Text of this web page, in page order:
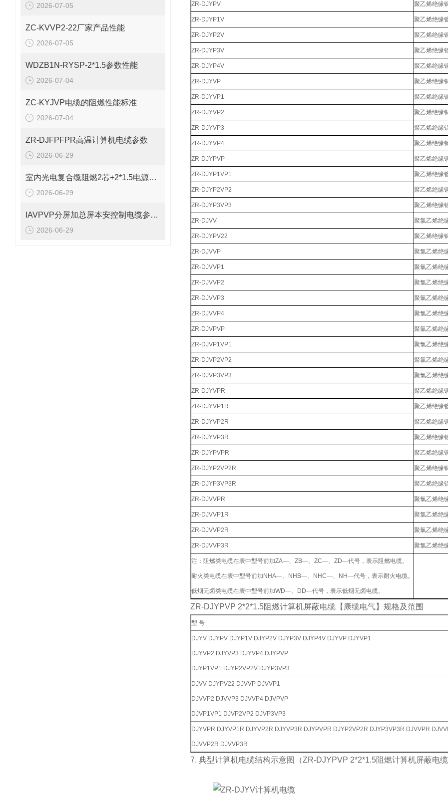
2026-07-05
ZC-KVVP2-22厂家产品性能
2026-07-05
WDZB1N-RYSP-2*1.5参数性能
2026-07-04
ZC-KYJVP电缆的阻燃性能标准
2026-07-04
ZR-DJFPFPR高温计算机电缆参数
2026-06-29
室内光电复合缆阻燃2芯+2*1.5电源线参数
2026-06-29
IAVPVP分屏加总屏本安控制电缆参数表
2026-06-29
ZR-DJYPV 聚乙烯绝缘
ZR-DJYP1V 聚乙烯绝缘
ZR-DJYP2V 聚乙烯绝缘
ZR-DJYP3V 聚乙烯绝缘
ZR-DJYP4V 聚乙烯绝缘
ZR-DJYVP 聚乙烯绝缘
ZR-DJYVP1 聚乙烯绝缘
ZR-DJYVP2 聚乙烯绝缘
ZR-DJYVP3 聚乙烯绝缘
ZR-DJYVP4 聚乙烯绝缘
ZR-DJYPVP 聚乙烯绝缘
ZR-DJYP1VP1 聚乙烯绝缘
ZR-DJYP2VP2 聚乙烯绝缘
ZR-DJYP3VP3 聚乙烯绝缘
ZR-DJVV 聚氯乙烯绝
ZR-DJYPV22 聚乙烯绝缘
ZR-DJVVP 聚氯乙烯绝
ZR-DJVVP1 聚氯乙烯绝
ZR-DJVVP2 聚氯乙烯绝
ZR-DJVVP3 聚氯乙烯绝
ZR-DJVVP4 聚氯乙烯绝
ZR-DJVPVP 聚氯乙烯绝
ZR-DJVP1VP1 聚氯乙烯绝
ZR-DJVP2VP2 聚氯乙烯绝
ZR-DJVP3VP3 聚氯乙烯绝
ZR-DJYVPR 聚乙烯绝缘
ZR-DJYVP1R 聚乙烯绝缘
ZR-DJYVP2R 聚乙烯绝缘
ZR-DJYVP3R 聚乙烯绝缘
ZR-DJYPVPR 聚乙烯绝缘
ZR-DJYP2VP2R 聚乙烯绝缘
ZR-DJYP3VP3R 聚乙烯绝缘
ZR-DJVVPR 聚氯乙烯绝
ZR-DJVVP1R 聚氯乙烯绝
ZR-DJVVP2R 聚氯乙烯绝
ZR-DJVVP3R 聚氯乙烯绝
注：阻燃类电缆在表中型号前加ZA—、ZB—、ZC—、ZD—代号，表示阻燃电缆。
耐火类电缆在表中型号前加NHA—、NHB—、NHC—、NH—代号，表示耐火电缆。
低烟无卤类电缆在表中型号前加WD—、DD—代号，表示低烟无卤电缆。
ZR-DJYPVP 2*2*1.5阻燃计算机屏蔽电缆【康缆电气】规格及范围
型 号
DJYV DJYPV DJYP1V DJYP2V DJYP3V DJYP4V DJYVP DJYVP1
DJYVP2 DJYVP3 DJYVP4 DJYPVP
DJYP1VP1 DJYP2VP2V DJYP3VP3
DJVV DJYPV22 DJVVP DJVVP1
DJVVP2 DJVVP3 DJVVP4 DJVPVP
DJVP1VP1 DJVP2VP2 DJVP3VP3
DJYVPR DJYVP1R DJYVP2R DJYVP3R DJYPVPR DJYP2VP2R DJYP3VP3R DJVVPR
DJVVP2R DJVVP3R
7. 典型计算机电缆结构示意图（ZR-DJYPVP 2*2*1.5阻燃计算机屏蔽电缆